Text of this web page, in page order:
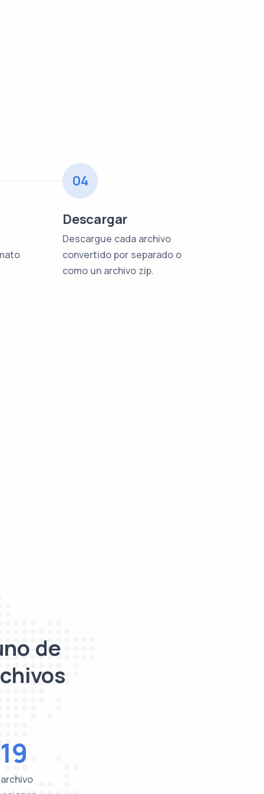
04
Descargar
Descargue cada archivo
convertido por separado o
como un archivo zip.
de